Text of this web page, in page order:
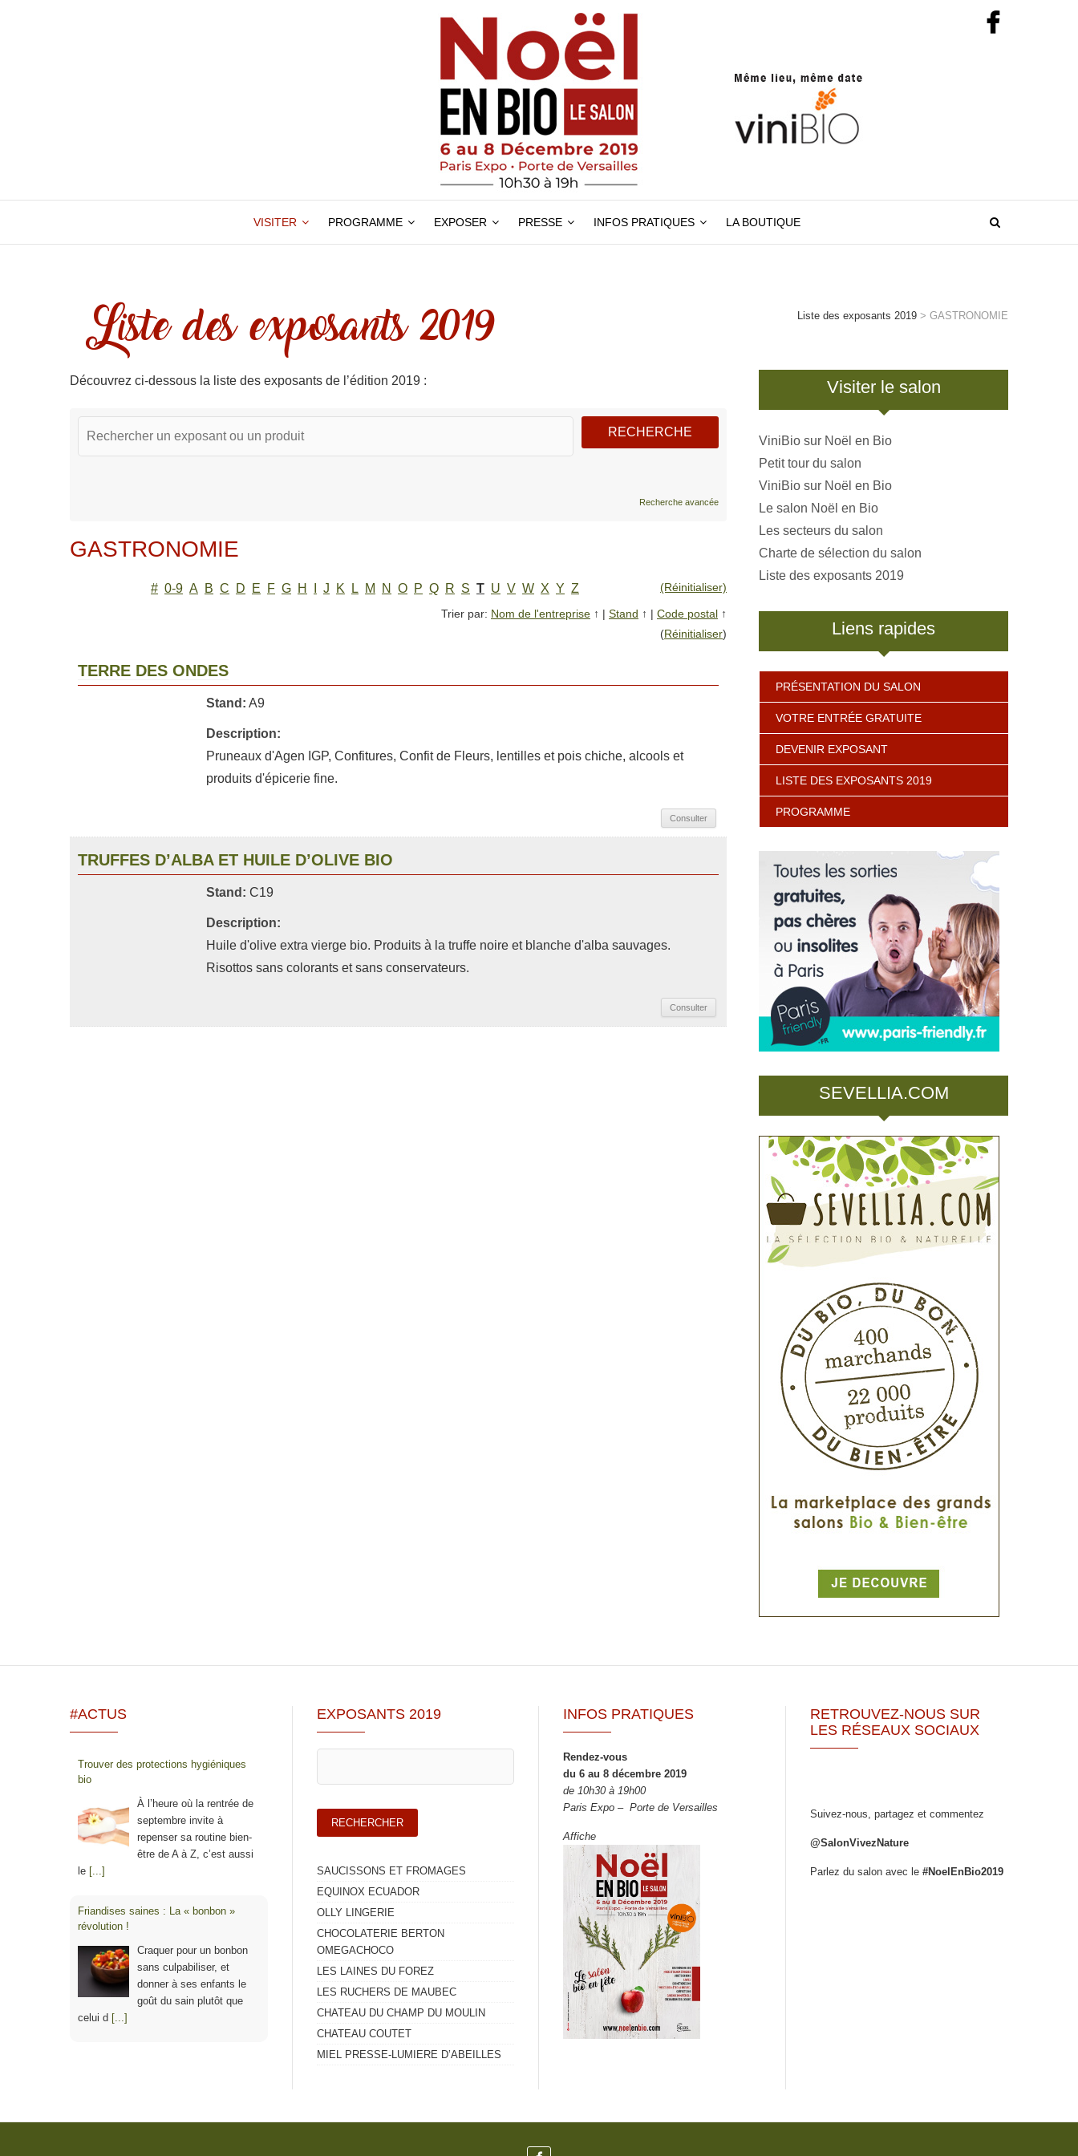
VISITER PROGRAMME EXPOSER PRESSE INFOS PRATIQUES LA BOUTIQUE
Liste des exposants 2019 Liste des exposants 2019 > GASTRONOMIE
Découvrez ci-dessous la liste des exposants de l’édition 2019 :
Recherche avancée
GASTRONOMIE
# 0-9 A B C D E F G H J K L M N O P Q R S T U V W X Y Z (Réinitialiser)
Trier par: Nom de l'entreprise ↑ | Stand ↑ | Code postal ↑
(Réinitialiser)
TERRE DES ONDES
Stand: A9
Description:
Pruneaux d'Agen IGP, Confitures, Confit de Fleurs, lentilles et pois chiche, alcools et
produits d'épicerie fine.
Consulter
TRUFFES D’ALBA ET HUILE D’OLIVE BIO
Stand: C19
Description:
Huile d'olive extra vierge bio. Produits à la truffe noire et blanche d'alba sauvages.
Risottos sans colorants et sans conservateurs.
Consulter
Visiter le salon
ViniBio sur Noël en Bio
Petit tour du salon
ViniBio sur Noël en Bio
Le salon Noël en Bio
Les secteurs du salon
Charte de sélection du salon
Liste des exposants 2019
Liens rapides
PRÉSENTATION DU SALON
VOTRE ENTRÉE GRATUITE
DEVENIR EXPOSANT
LISTE DES EXPOSANTS 2019
PROGRAMME
SEVELLIA.COM
#ACTUS
Trouver des protections hygiéniques
bio
À l’heure où la rentrée de
septembre invite à
repenser sa routine bien-
être de A à Z, c’est aussi
le [...]
Friandises saines : La « bonbon »
révolution !
Craquer pour un bonbon
sans culpabiliser, et
donner à ses enfants le
goût du sain plutôt que
celui d [...]
EXPOSANTS 2019
SAUCISSONS ET FROMAGES
EQUINOX ECUADOR
OLLY LINGERIE
CHOCOLATERIE BERTON
OMEGACHOCO
LES LAINES DU FOREZ
LES RUCHERS DE MAUBEC
CHATEAU DU CHAMP DU MOULIN
CHATEAU COUTET
MIEL PRESSE-LUMIERE D’ABEILLES
INFOS PRATIQUES
Rendez-vous
du 6 au 8 décembre 2019
de 10h30 à 19h00
Paris Expo – Porte de Versailles
Affiche
RETROUVEZ-NOUS SUR
LES RÉSEAUX SOCIAUX
Suivez-nous, partagez et commentez
@SalonVivezNature
Parlez du salon avec le #NoelEnBio2019